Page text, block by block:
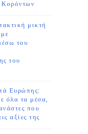
Κορόντων
μικτή
του
του
Ευρώπης:
όλα τα μέσα,
που
αξίες της